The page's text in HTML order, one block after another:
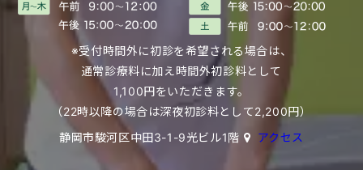
※受付時間外に初診を希望される場合は、
通常診療料に加え時間外初診料として
1,100円をいただきます。
（22時以降の場合は深夜初診料として2,200円）
静岡市駿河区中田3-1-9光ビル1階
アクセス